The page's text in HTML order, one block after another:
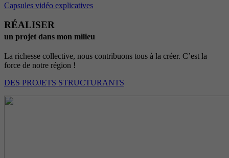
Capsules vidéo explicatives
RÉALISER
un projet dans mon milieu
La richesse collective, nous contribuons tous à la créer. C’est la
force de notre région !
DES PROJETS STRUCTURANTS